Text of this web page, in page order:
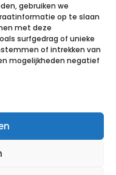
gebruiken we
op te slaan
met deze
surfgedrag of unieke
of intrekken van
mogelijkheden negatief
ES
12l.nst.
Voeg toe aan verlanglijst